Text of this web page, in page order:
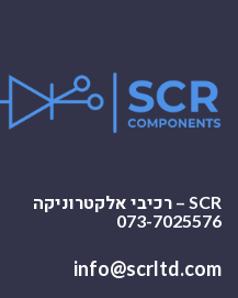
SCR – רכיבי אלקטרוניקה
073-7025576
info@scrltd.com